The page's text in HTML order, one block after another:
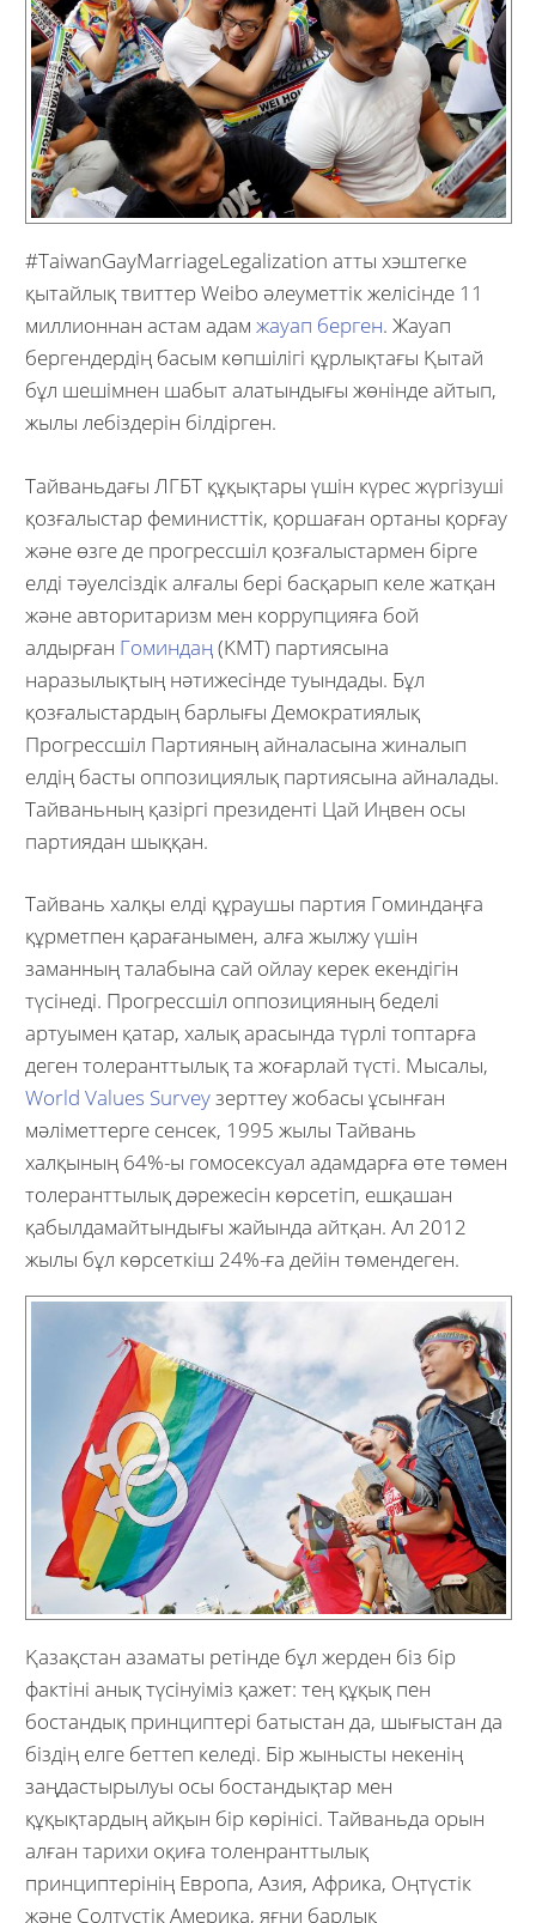
#TaiwanGayMarriageLegalization атты хэштегке
қытайлық твиттер Weibo әлеуметтік желісінде 11
миллионнан астам адам жауап берген. Жауап
бергендердің басым көпшілігі құрлықтағы Қытай
бұл шешімнен шабыт алатындығы жөнінде айтып,
жылы лебіздерін білдірген.
Тайваньдағы ЛГБТ құқықтары үшін күрес жүргізуші
қозғалыстар феминисттік, қоршаған ортаны қорғау
және өзге де прогрессшіл қозғалыстармен бірге
елді тәуелсіздік алғалы бері басқарып келе жатқан
және авторитаризм мен коррупцияға бой
алдырған Гоминдаң(KMT) партиясына
наразылықтың нәтижесінде туындады. Бұл
қозғалыстардың барлығы Демократиялық
Прогрессшіл Партияның айналасына жиналып
елдің басты оппозициялық партиясына айналады.
Тайваньның қазіргі президенті Цай Иңвен осы
партиядан шыққан.
Тайвань халқы елді құраушы партия Гоминдаңға
құрметпен қарағанымен, алға жылжу үшін
заманның талабына сай ойлау керек екендігін
түсінеді. Прогрессшіл оппозицияның беделі
артуымен қатар, халық арасында түрлі топтарға
деген толеранттылық та жоғарлай түсті. Мысалы,
World Values Surveyзерттеу жобасы ұсынған
мәліметтерге сенсек, 1995 жылы Тайвань
халқының 64%-ы гомосексуал адамдарға өте төмен
толеранттылық дәрежесін көрсетіп, ешқашан
қабылдамайтындығы жайында айтқан. Ал 2012
жылы бұл көрсеткіш 24%-ға дейін төмендеген.
Қазақстан азаматы ретінде бұл жерден біз бір
фактіні анық түсінуіміз қажет: тең құқық пен
бостандық принциптері батыстан да, шығыстан да
біздің елге беттеп келеді. Бір жынысты некенің
заңдастырылуы осы бостандықтар мен
құқықтардың айқын бір көрінісі. Тайваньда орын
алған тарихи оқиға толенранттылық
принциптерінің Европа, Азия, Африка, Оңтүстік
және Солтүстік Америка, яғни барлық